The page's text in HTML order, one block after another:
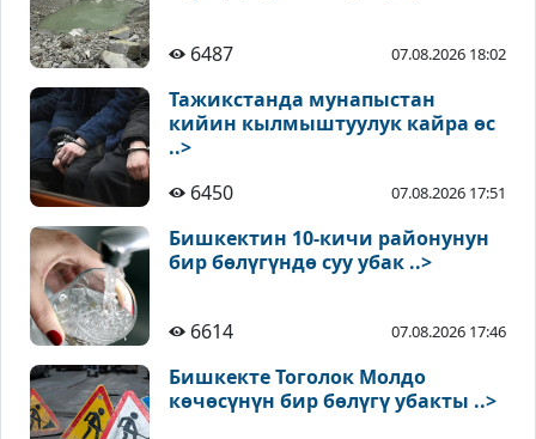
6487 07.08.2026 18:02
Тажикстанда мунапыстан
кийин кылмыштуулук кайра өс
..>
6450
07.08.2026 17:51
Бишкектин 10-кичи районунун
бир бөлүгүндө суу убак ..>
6614 07.08.2026 17:46
Бишкекте Тоголок Молдо
көчөсүнүн бир бөлүгү убакты ..>